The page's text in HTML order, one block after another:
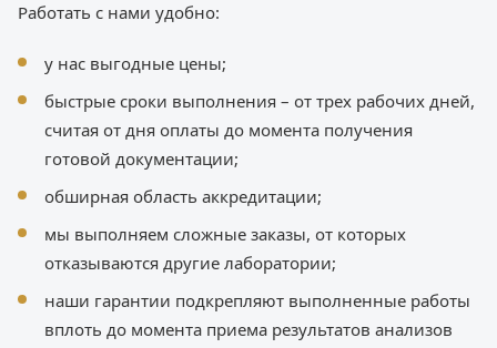
Работать с нами удобно:
у нас выгодные цены;
быстрые сроки выполнения – от трех рабочих дней,
считая от дня оплаты до момента получения
готовой документации;
обширная область аккредитации;
мы выполняем сложные заказы, от которых
отказываются другие лаборатории;
наши гарантии подкрепляют выполненные работы
вплоть до момента приема результатов анализов